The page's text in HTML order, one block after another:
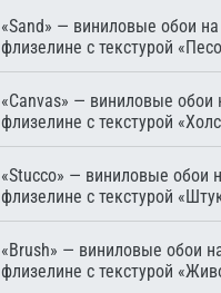
«Sand» — виниловые обои на
флизелине с текстурой
«Canvas» — виниловые обои
флизелине с текстурой
«Stucco» — виниловые обои
флизелине с текстурой
«Brush» — виниловые обои
флизелине с текстурой